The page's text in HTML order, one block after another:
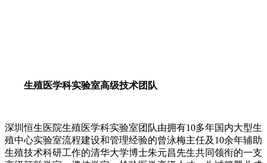
生殖医学科实验室高级技术团队
深圳恒生医院生殖医学科实验室团队由拥有10多年国内大型生
殖中心实验室流程建设和管理经验的曾泳梅主任及10余年辅助
生殖技术科研工作的清华大学博士朱元昌先生共同领衔的一支